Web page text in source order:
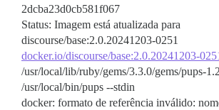
2dcba23d0cb581f067
Status: Imagem está atualizada para
discourse/base:2.0.20241203-0251
docker.io/discourse/base:2.0.20241203-
/usr/local/lib/ruby/gems/3.3.0/gems/pups-
/usr/local/bin/pups --stdin
docker: formato de referência inválido: